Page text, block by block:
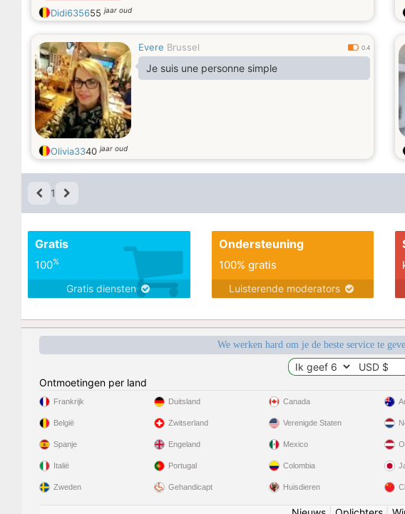
Didi635655jaar oud
Evere Brussel 0.4
Je suis une personne simple
Olivia3340jaar oud
1
Gratis
100%
Gratis diensten
Ondersteuning
100% gratis
Luisterende moderators
We werken hard om je de beste service te
Ontmoetingen per land
Frankrijk
België
Spanje
Italië
Zweden
Duitsland
Zwitserland
Engeland
Portugal
Gehandicapt
Canada
Verenigde Staten
Mexico
Colombia
Huisdieren